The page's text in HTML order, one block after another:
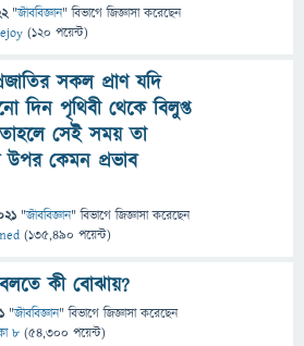
"জীববিজ্ঞান" বিভাগে জিজ্ঞাসাকরেছেন
(120 পয়েন্ট)
সকল প্রাণ যদি
দিন পৃথিবী থেকে বিলুপ্ত
সেই সময় তা
উপর কেমন প্রভাব
"জীববিজ্ঞান" বিভাগে জিজ্ঞাসাকরেছেন
(135,490 পয়েন্ট)
কী বোঝায়?
"জীববিজ্ঞান" বিভাগে জিজ্ঞাসাকরেছেন
৮ (54,300 পয়েন্ট)